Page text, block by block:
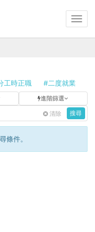
工時正職 #二度就業
進階篩選
清除 搜尋
條件。